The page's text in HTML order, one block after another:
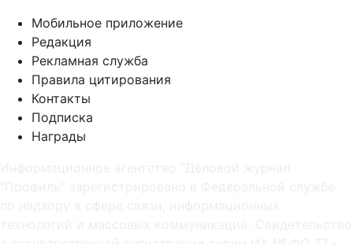
Мобильное приложение
Редакция
Рекламная служба
Правила цитирования
Контакты
Подписка
Награды